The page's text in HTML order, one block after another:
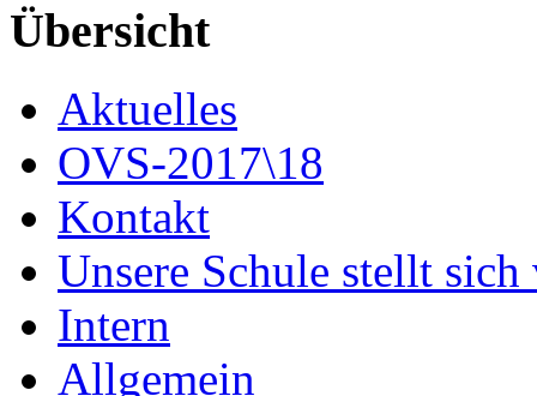
Übersicht
Aktuelles
OVS-2017\18
Kontakt
Unsere Schule stellt sich
Intern
Allgemein